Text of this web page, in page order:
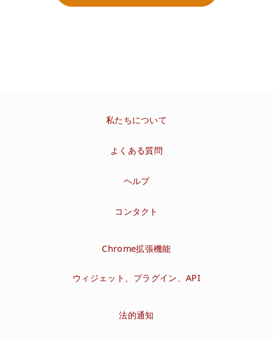
私たちについて
よくある質問
ヘルプ
コンタクト
Chrome拡張機能
ウィジェット、プラグイン、API
法的通知